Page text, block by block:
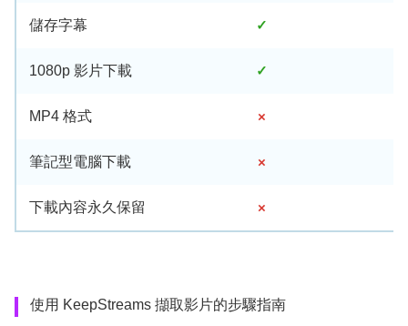
儲存字幕 ✓
1080p 影片下載 ✓
MP4 格式 ×
筆記型電腦下載 ×
下載內容永久保留 ×
使用 KeepStreams 擷取影片的步驟指南